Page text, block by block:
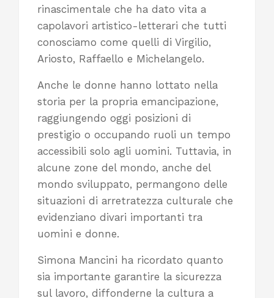
rinascimentale che ha dato vita a
capolavori artistico-letterari che tutti
conosciamo come quelli di Virgilio,
Ariosto, Raffaello e Michelangelo.
Anche le donne hanno lottato nella
storia per la propria emancipazione,
raggiungendo oggi posizioni di
prestigio o occupando ruoli un tempo
accessibili solo agli uomini. Tuttavia, in
alcune zone del mondo, anche del
mondo sviluppato, permangono delle
situazioni di arretratezza culturale che
evidenziano divari importanti tra
uomini e donne.
Simona Mancini ha ricordato quanto
sia importante garantire la sicurezza
sul lavoro, diffonderne la cultura a